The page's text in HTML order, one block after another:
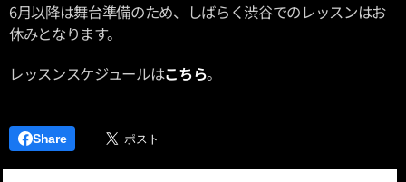
6月以降は舞台準備のため、しばらく渋谷でのレッスンはお
休みとなります。
レッスンスケジュールはこちら。
Share